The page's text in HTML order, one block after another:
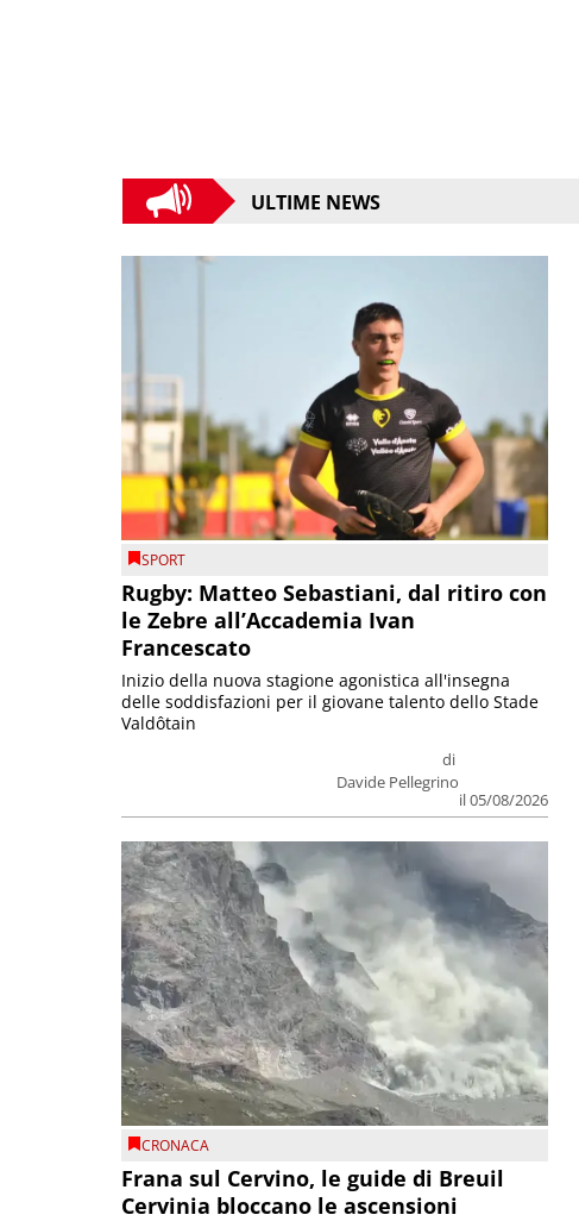
ULTIME NEWS
SPORT
Rugby: Matteo Sebastiani, dal ritiro con
le Zebre all’Accademia Ivan
Francescato
di
Davide Pellegrino
il 05/08/2026
Inizio della nuova stagione agonistica all'insegna
delle soddisfazioni per il giovane talento dello Stade
Valdôtain
CRONACA
Frana sul Cervino, le guide di Breuil
Cervinia bloccano le ascensioni